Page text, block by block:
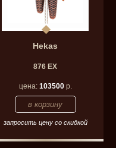
Hekas
876 EX
цена: 103500р.
запросить цену со скидкой